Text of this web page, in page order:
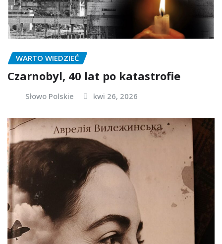
WARTO WIEDZIEĆ
Czarnobyl, 40 lat po katastrofie
Słowo Polskie kwi 26, 2026